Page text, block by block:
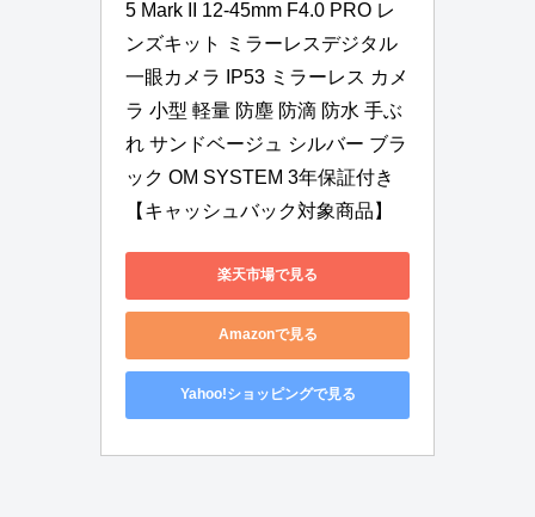
5 Mark II 12-45mm F4.0 PRO レ
ンズキット ミラーレスデジタル
一眼カメラ IP53 ミラーレス カメ
ラ 小型 軽量 防塵 防滴 防水 手ぶ
れ サンドベージュ シルバー ブラ
ック OM SYSTEM 3年保証付き
【キャッシュバック対象商品】
楽天市場で見る
Amazonで見る
Yahoo!ショッピングで見る